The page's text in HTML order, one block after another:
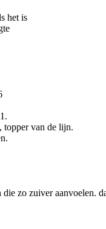
het is
topper van de lijn.
zo zuiver aanvoelen.